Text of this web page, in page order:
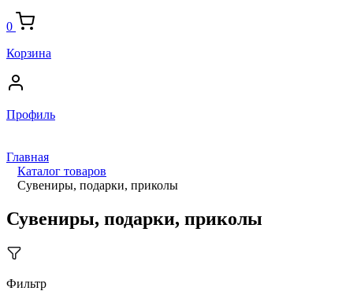
0
Корзина
Профиль
Главная
Каталог товаров
Сувениры, подарки, приколы
Сувениры, подарки, приколы
Фильтр